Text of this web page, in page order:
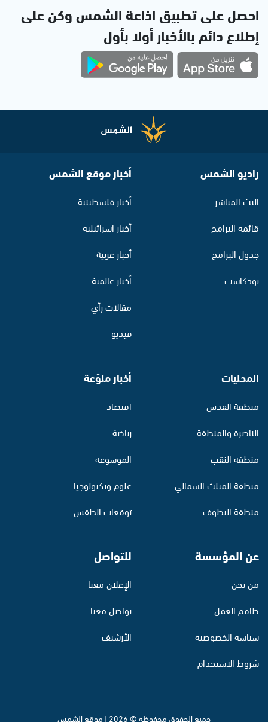
احصل على تطبيق اذاعة الشمس وكن على
إطلاع دائم بالأخبار أولاً بأول
راديو الشمس
البث المباشر
قائمة البرامج
جدول البرامج
بودكاست
أخبار موقع الشمس
أخبار فلسطينية
أخبار اسرائيلية
أخبار عربية
أخبار عالمية
مقالات رأي
فيديو
المحليات
منطقة القدس
الناصرة والمنطقة
منطقة النقب
منطقة المثلث الشمالي
منطقة البطوف
أخبار منوّعة
اقتصاد
رياضة
الموسوعة
علوم وتكنولوجيا
توقعات الطقس
عن المؤسسة
من نحن
طاقم العمل
سياسة الخصوصية
شروط الاستخدام
للتواصل
الإعلان معنا
تواصل معنا
الأرشيف
جميع الحقوق محفوظة © 2026 | موقع الشمس